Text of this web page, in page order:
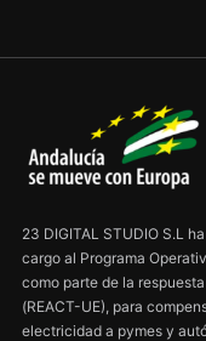
23 DIGITAL STUDIO S.L
cargo al Programa
como parte de la
(REACT-UE), para
electricidad a pymes y